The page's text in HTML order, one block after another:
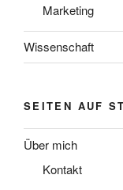
Marketing
Wissenschaft
SEITEN AUF
Über mich
Kontakt